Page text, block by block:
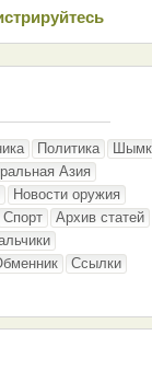
Политика
Азия
Новости оружия
Спорт
Архив статей
Ссылки